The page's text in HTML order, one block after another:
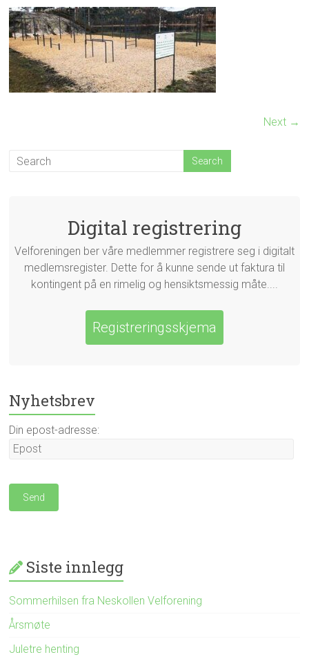
Next →
Digital registrering
Velforeningen ber våre medlemmer registrere seg i digitalt
medlemsregister. Dette for å kunne sende ut faktura til
kontingent på en rimelig og hensiktsmessig måte....
Registreringsskjema
Nyhetsbrev
Din epost-adresse:
Siste innlegg
Sommerhilsen fra Neskollen Velforening
Årsmøte
Juletre henting